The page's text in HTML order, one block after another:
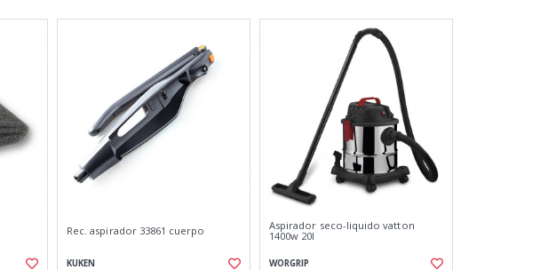
Rec. aspirador 33861 cuerpo
KUKEN
Aspirador seco-liquido vatton
1400w 20l
WORGRIP